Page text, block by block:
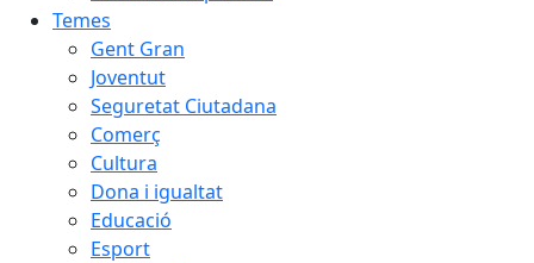
Temes
Gent Gran
Joventut
Seguretat Ciutadana
Comerç
Cultura
Dona i igualtat
Educació
Esport